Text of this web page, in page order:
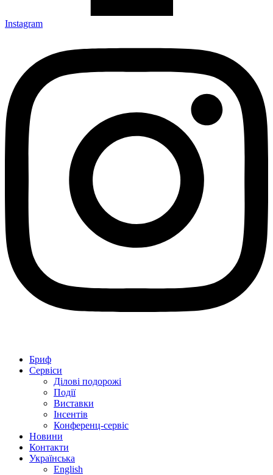
Instagram
Бриф
Сервіси
Ділові подорожі
Події
Виставки
Інсентів
Конференц-сервіс
Новини
Контакти
Українська
English